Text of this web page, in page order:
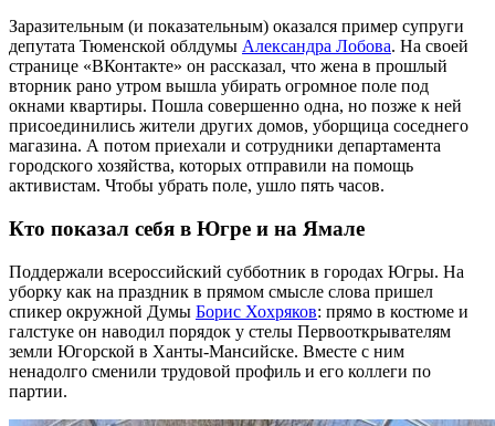
Заразительным (и показательным) оказался пример супруги
депутата Тюменской облдумы Александра Лобова. На своей
странице «ВКонтакте» он рассказал, что жена в прошлый
вторник рано утром вышла убирать огромное поле под
окнами квартиры. Пошла совершенно одна, но позже к ней
присоединились жители других домов, уборщица соседнего
магазина. А потом приехали и сотрудники департамента
городского хозяйства, которых отправили на помощь
активистам. Чтобы убрать поле, ушло пять часов.
Кто показал себя в Югре и на Ямале
Поддержали всероссийский субботник в городах Югры. На
уборку как на праздник в прямом смысле слова пришел
спикер окружной Думы Борис Хохряков: прямо в костюме и
галстуке он наводил порядок у стелы Первооткрывателям
земли Югорской в Ханты-Мансийске. Вместе с ним
ненадолго сменили трудовой профиль и его коллеги по
партии.